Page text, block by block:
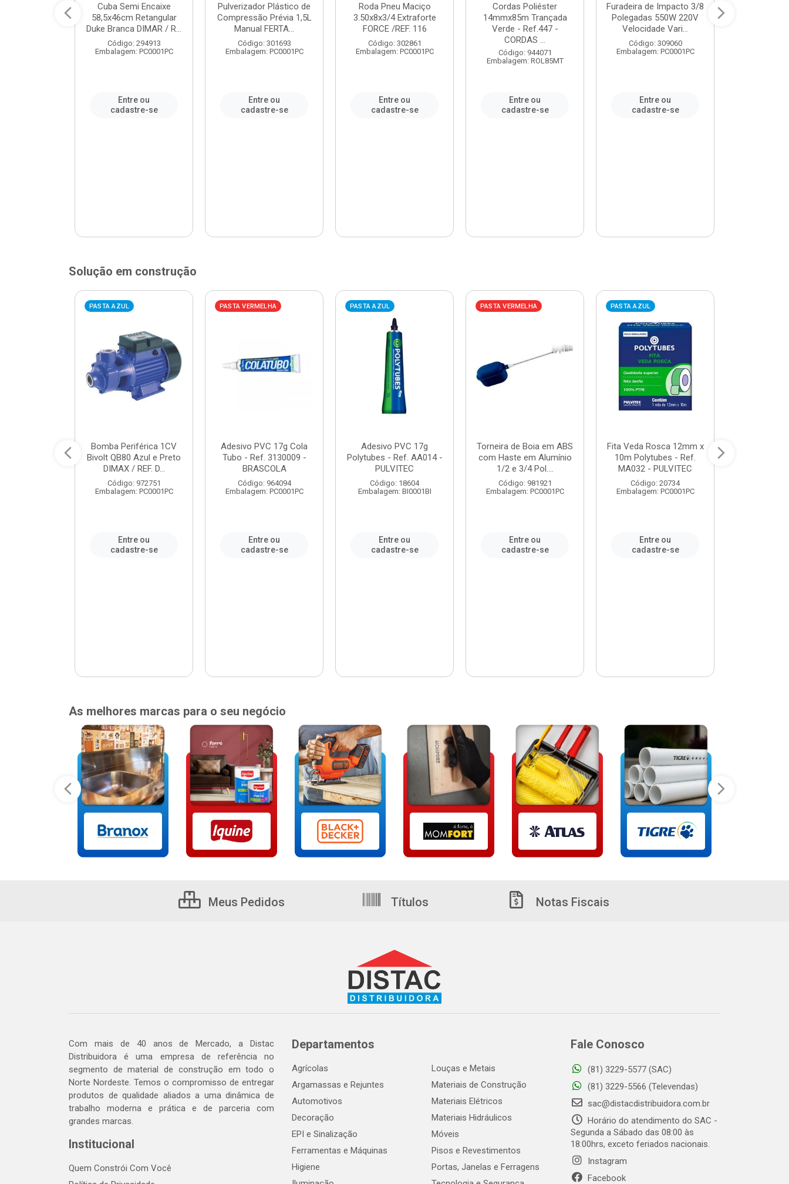
Cuba Semi Encaixe
58,5x46cm Retangular
Duke Branca DIMAR / R...
Código: 294913
Embalagem: PC0001PC
Entre ou
cadastre-se
Pulverizador Plástico de
Compressão Prévia 1,5L
Manual FERTA...
Código: 301693
Embalagem: PC0001PC
Entre ou
cadastre-se
Roda Pneu Maciço
3.50x8x3/4 Extraforte
FORCE /REF. 116
Código: 302861
Embalagem: PC0001PC
Entre ou
cadastre-se
Cordas Poliéster
14mmx85m Trançada
Verde - Ref.447 -
CORDAS ...
Código: 944071
Embalagem: ROL85MT
Entre ou
cadastre-se
Furadeira de Impacto 3/8
Polegadas 550W 220V
Velocidade Vari...
Código: 309060
Embalagem: PC0001PC
Entre ou
cadastre-se
Solução em construção
PASTA AZUL
Bomba Periférica 1CV
Bivolt QB80 Azul e Preto
DIMAX / REF. D...
Código: 972751
Embalagem: PC0001PC
Entre ou
cadastre-se
PASTA VERMELHA
Adesivo PVC 17g Cola
Tubo - Ref. 3130009 -
BRASCOLA
Código: 964094
Embalagem: PC0001PC
Entre ou
cadastre-se
PASTA AZUL
Adesivo PVC 17g
Polytubes - Ref. AA014 -
PULVITEC
Código: 18604
Embalagem: BI0001BI
Entre ou
cadastre-se
PASTA VERMELHA
Torneira de Boia em ABS
com Haste em Alumínio
1/2 e 3/4 Pol....
Código: 981921
Embalagem: PC0001PC
Entre ou
cadastre-se
PASTA AZUL
Fita Veda Rosca 12mm x
10m Polytubes - Ref.
MA032 - PULVITEC
Código: 20734
Embalagem: PC0001PC
Entre ou
cadastre-se
As melhores marcas para o seu negócio
Meus Pedidos Títulos Notas Fiscais
Com mais de 40 anos de Mercado, a Distac
Distribuidora é uma empresa de referência no
segmento de material de construção em todo o
Norte Nordeste. Temos o compromisso de entregar
produtos de qualidade aliados a uma dinâmica de
trabalho moderna e prática e de parceria com
grandes marcas.
Institucional
Quem Constrói Com Você
Departamentos
Agrícolas
Argamassas e Rejuntes
Automotivos
Decoração
EPI e Sinalização
Ferramentas e Máquinas
Higiene
Louças e Metais
Materiais de Construção
Materiais Elétricos
Materiais Hidráulicos
Móveis
Pisos e Revestimentos
Portas, Janelas e Ferragens
Fale Conosco
(81) 3229-5577 (SAC)
(81) 3229-5566 (Televendas)
sac@distacdistribuidora.com.br
Horário do atendimento do SAC -
Segunda a Sábado das 08:00 às
18:00hrs, exceto feriados nacionais.
Instagram
Facebook